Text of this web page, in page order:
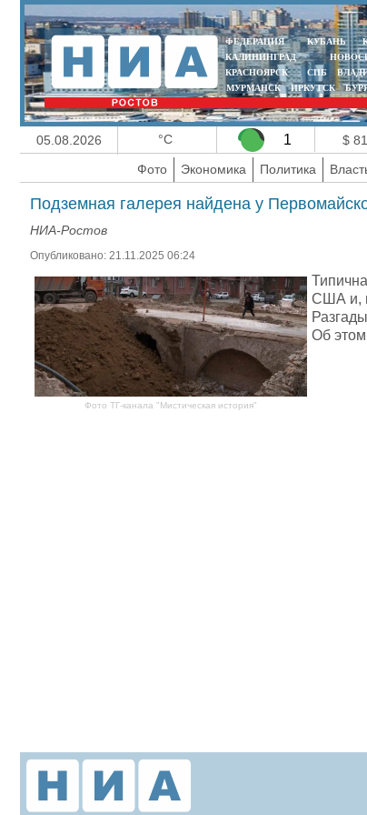
ФЕДЕРАЦИЯ КУБАНЬ
КАЛИНИНГРАД
КРАСНОЯРСК
СПБ
МУРМАНСК
ИРКУТСК
05.08.2026 °C 1 $
Фото
Экономика Политика
Подземная галерея найдена у
НИА-Ростов
Опубликовано: 21.11.2025 06:24
Фото ТГ-канала "Мистическая история"
США и,
Об